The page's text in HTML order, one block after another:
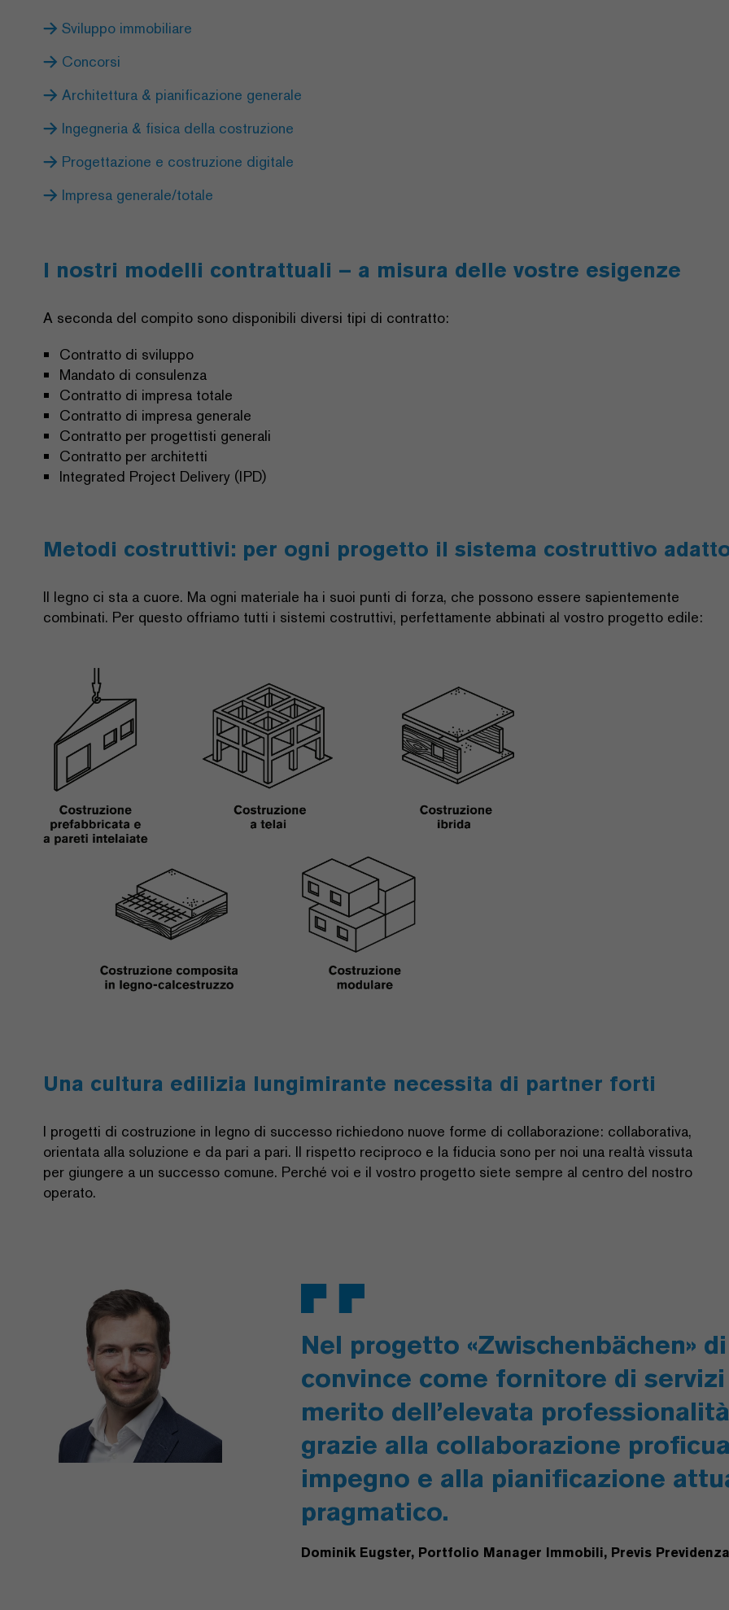
Sviluppo immobiliare
Concorsi
Architettura & pianificazione generale
Ingegneria & fisica della costruzione
Progettazione e costruzione digitale
Impresa generale/totale
I nostri modelli contrattuali – a misura delle vostre esigenze
A seconda del compito sono disponibili diversi tipi di contratto:
Contratto di sviluppo
Mandato di consulenza
Contratto di impresa totale
Contratto di impresa generale
Contratto per progettisti generali
Contratto per architetti
Integrated Project Delivery (IPD)
Metodi costruttivi: per ogni progetto il sistema costruttivo
Il legno ci sta a cuore. Ma ogni materiale ha i suoi punti di forza, che possono essere sapientemente
combinati. Per questo offriamo tutti i sistemi costruttivi, perfettamente abbinati al vostro progetto edile:
Una cultura edilizia lungimirante necessita di partner forti
I progetti di costruzione in legno di successo richiedono nuove forme di collaborazione: collaborativa,
orientata alla soluzione e da pari a pari. Il rispetto reciproco e la fiducia sono per noi una realtà vissuta
per giungere a un successo comune. Perché voi e il vostro progetto siete sempre al centro del nostro
operato.
Nel progetto «Zwischenbächen»
convince come fornitore di
merito dell’elevata
grazie alla collaborazione
impegno e alla pianificazione
pragmatico.
Dominik Eugster, Portfolio Manager Immobili, Previs Previdenza